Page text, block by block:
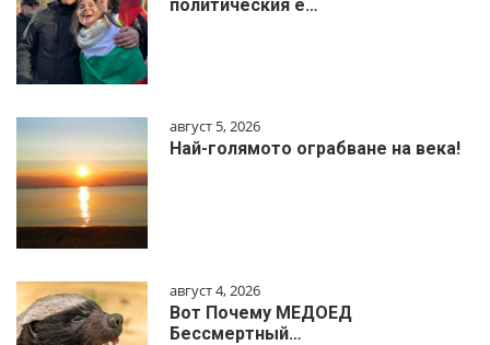
политическия е…
август 5, 2026
Най-голямото ограбване на века!
август 4, 2026
Вот Почему МЕДОЕД
Бессмертный…